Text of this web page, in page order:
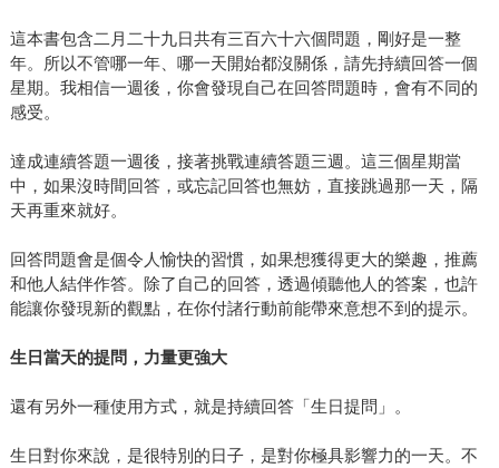
這本書包含二月二十九日共有三百六十六個問題，剛好是一整
年。所以不管哪一年、哪一天開始都沒關係，請先持續回答一個
星期。我相信一週後，你會發現自己在回答問題時，會有不同的
感受。
達成連續答題一週後，接著挑戰連續答題三週。這三個星期當
中，如果沒時間回答，或忘記回答也無妨，直接跳過那一天，隔
天再重來就好。
回答問題會是個令人愉快的習慣，如果想獲得更大的樂趣，推薦
和他人結伴作答。除了自己的回答，透過傾聽他人的答案，也許
能讓你發現新的觀點，在你付諸行動前能帶來意想不到的提示。
生日當天的提問，力量更強大
還有另外一種使用方式，就是持續回答「生日提問」。
生日對你來說，是很特別的日子，是對你極具影響力的一天。不